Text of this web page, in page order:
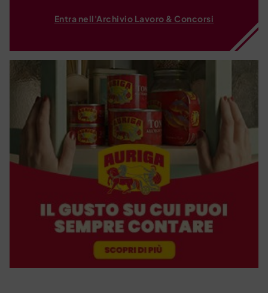
Entra nell'Archivio Lavoro & Concorsi